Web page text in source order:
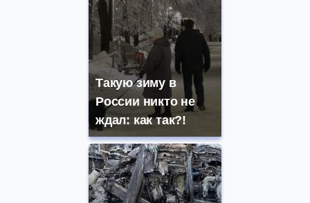
Такую зиму в
России никто не
ждал: как так?!